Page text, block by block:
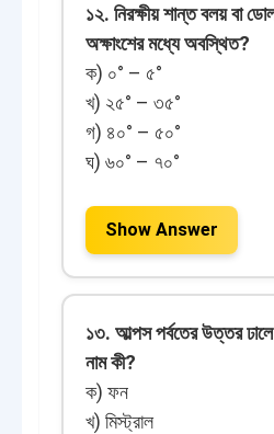
১২. নিরক্ষীয় শান্ত বলয় বা
অক্ষাংশের মধ্যে অবস্থিত?
ক) ০° – ৫°
খ) ২৫° – ৩৫°
গ) ৪০° – ৫০°
ঘ) ৬০° – ৭০°
Show Answer
১৩. আল্পস পর্বতের উত্তর
নাম কী?
ক) ফন
খ) মিস্ট্রাল